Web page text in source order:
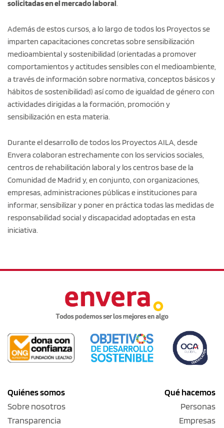
solicitadas en el mercado laboral.
Además de estos cursos, a lo largo de todos los Proyectos se
imparten capacitaciones concretas sobre sensibilización
medioambiental y sostenibilidad (orientadas a promover
comportamientos y actitudes sensibles con el medioambiente,
a través de información sobre normativa, conceptos básicos y
hábitos de sostenibilidad) así como de igualdad de género con
actividades dirigidas a la formación, promoción y
sensibilización en esta materia.
Durante el desarrollo de todos los Proyectos AILA, desde
Envera colaboran estrechamente con los servicios sociales,
centros de rehabilitación laboral y los centros base de la
Comunidad de Madrid y, en conjunto, con organizaciones,
empresas, administraciones públicas e instituciones para
informar, sensibilizar y poner en práctica todas las medidas de
responsabilidad social y discapacidad adoptadas en esta
iniciativa.
Quiénes somos
Sobre nosotros
Transparencia
Qué hacemos
Personas
Empresas